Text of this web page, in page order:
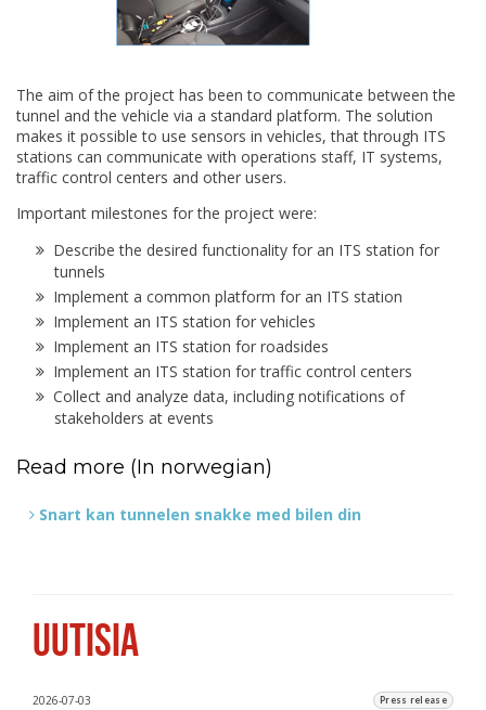
The aim of the project has been to communicate between the
tunnel and the vehicle via a standard platform. The solution
makes it possible to use sensors in vehicles, that through ITS
stations can communicate with operations staff, IT systems,
traffic control centers and other users.
Important milestones for the project were:
Describe the desired functionality for an ITS station for
tunnels
Implement a common platform for an ITS station
Implement an ITS station for vehicles
Implement an ITS station for roadsides
Implement an ITS station for traffic control centers
Collect and analyze data, including notifications of
stakeholders at events
Read more (In norwegian)
Snart kan tunnelen snakke med bilen din
UUTISIA
2026-07-03 Press release